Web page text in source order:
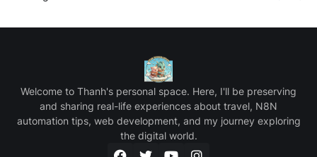
Welcome to Thanh's personal space. Here, I'll be preserving
and sharing real-life experiences about travel, N8N
automation tips, web development, and my journey exploring
the digital world.